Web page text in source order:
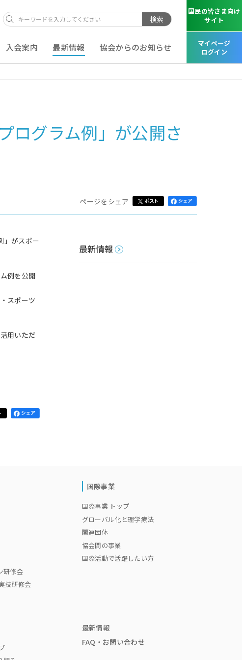
入会案内 最新情報 協会からのお知らせ
検索
国民の皆さま向け
サイト
マイページ
ログイン
ログラム例」が公開さ
ページをシェア
」がスポー
例を公開
スポーツ
用いただ
最新情報
研修会
技研修会
国際事業
国際事業 トップ
グローバル化と理学療法
関連団体
協会間の事業
国際活動で活躍したい方
最新情報
FAQ・お問い合わせ